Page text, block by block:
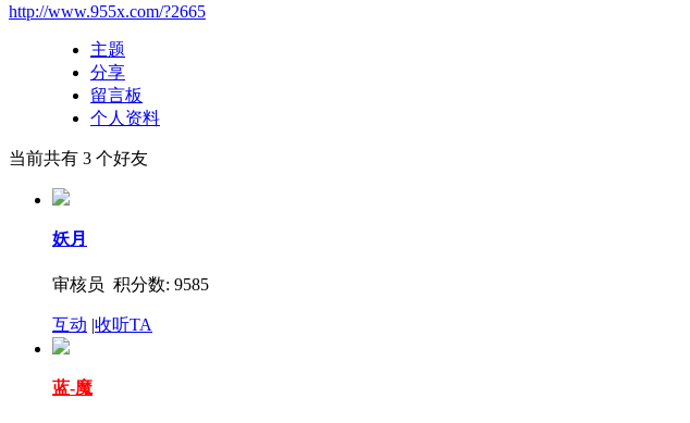
http://www.955x.com/?2665
主题
分享
留言板
个人资料
当前共有 3 个好友
妖月
审核员 积分数: 9585
互动 |收听TA
蓝-魔